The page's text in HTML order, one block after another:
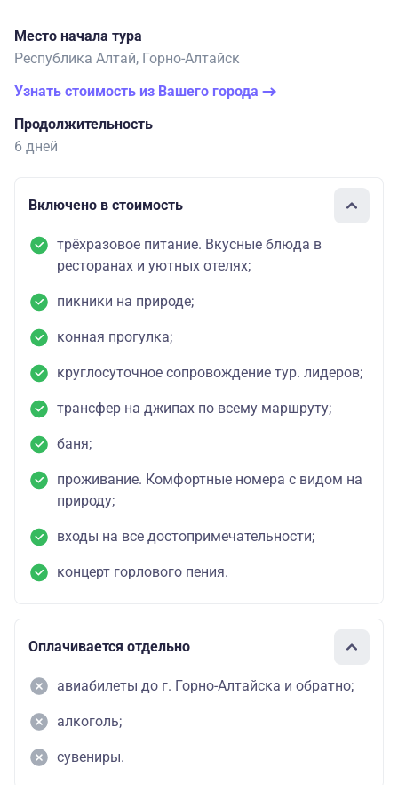
Место начала тура
Республика Алтай, Горно-Алтайск
Узнать стоимость из Вашего города
Продолжительность
6 дней
Включено в стоимость
трёхразовое питание. Вкусные блюда в
ресторанах и уютных отелях;
пикники на природе;
конная прогулка;
круглосуточное сопровождение тур. лидеров;
трансфер на джипах по всему маршруту;
баня;
проживание. Комфортные номера с видом на
природу;
входы на все достопримечательности;
концерт горлового пения.
Оплачивается отдельно
авиабилеты до г. Горно-Алтайска и обратно;
алкоголь;
сувениры.